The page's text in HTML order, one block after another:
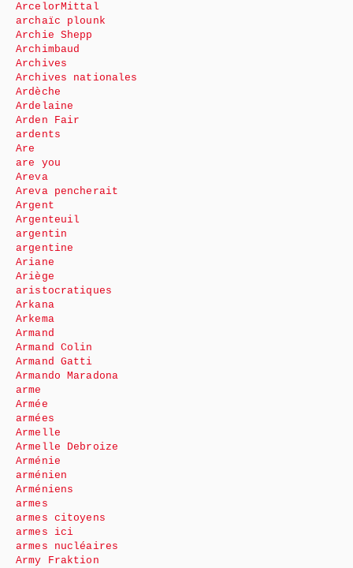
ArcelorMittal
archaïc plounk
Archie Shepp
Archimbaud
Archives
Archives nationales
Ardèche
Ardelaine
Arden Fair
ardents
Are
are you
Areva
Areva pencherait
Argent
Argenteuil
argentin
argentine
Ariane
Ariège
aristocratiques
Arkana
Arkema
Armand
Armand Colin
Armand Gatti
Armando Maradona
arme
Armée
armées
Armelle
Armelle Debroize
Arménie
arménien
Arméniens
armes
armes citoyens
armes ici
armes nucléaires
Army Fraktion